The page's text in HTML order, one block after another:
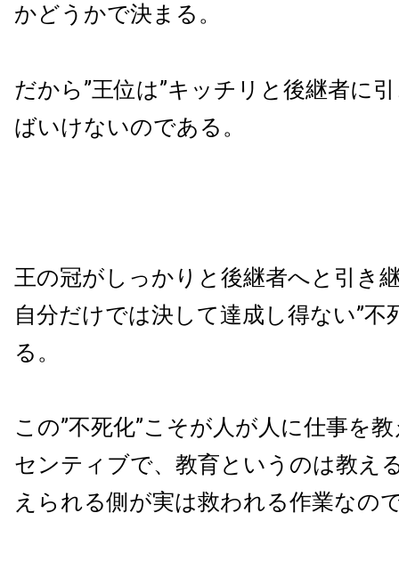
かどうかで決まる。
だから”王位は”キッチリと後継者に
ばいけないのである。
王の冠がしっかりと後継者へと引き
自分だけでは決して達成し得ない”不
る。
この”不死化”こそが人が人に仕事を
センティブで、教育というのは教え
えられる側が実は救われる作業なの